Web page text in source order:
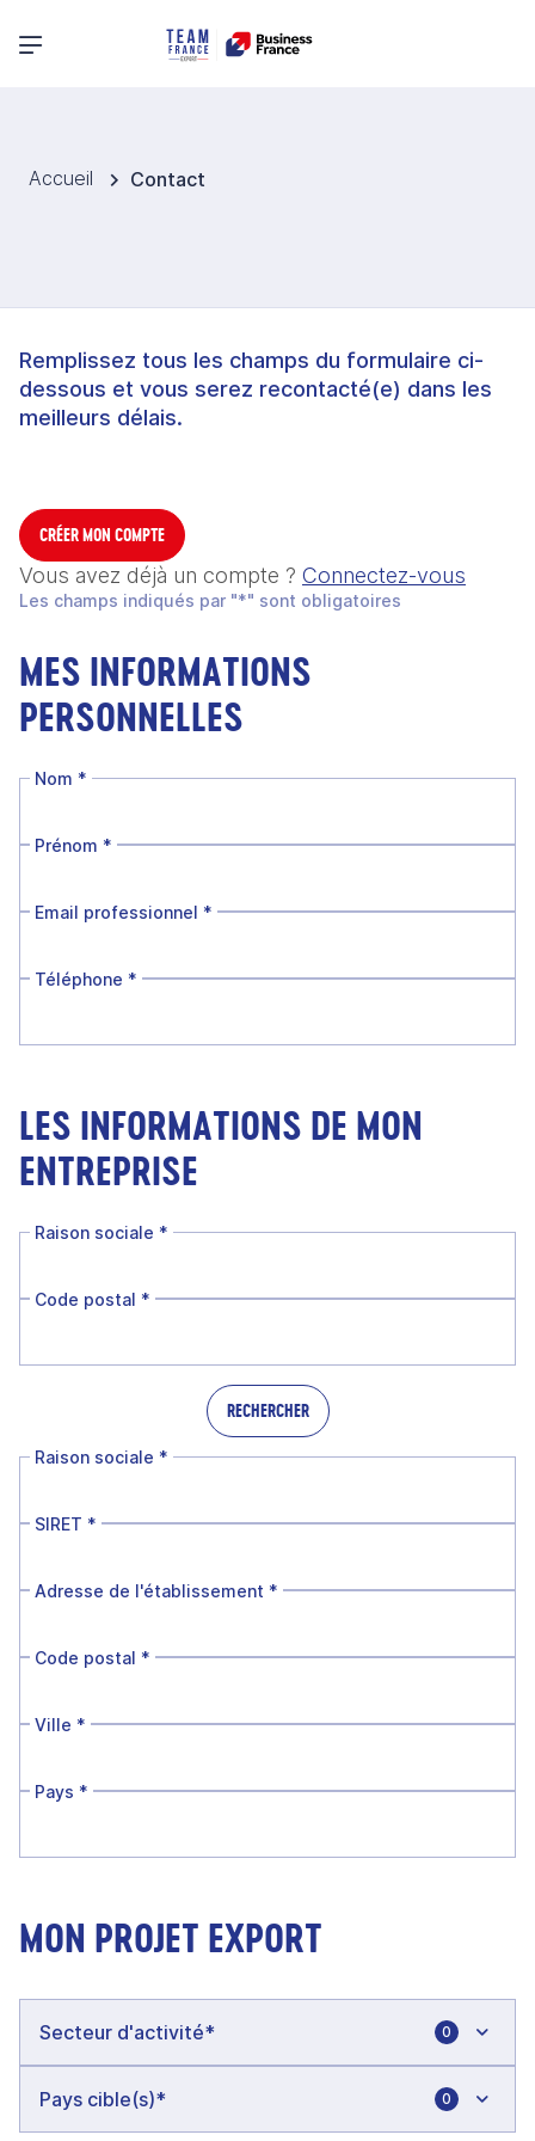
Menu principal
Accueil Contact
Remplissez tous les champs du formulaire ci-
dessous et vous serez recontacté(e) dans les
meilleurs délais.
CRÉER MON COMPTE
Vous avez déjà un compte ? Connectez-vous
Les champs indiqués par "*" sont obligatoires
MES INFORMATIONS
PERSONNELLES
Nom *
Prénom *
Email professionnel *
Téléphone *
LES INFORMATIONS DE MON
ENTREPRISE
Raison sociale *
Code postal *
RECHERCHER
Raison sociale *
SIRET *
Adresse de l'établissement *
Code postal *
Ville *
Pays *
MON PROJET EXPORT
0
0